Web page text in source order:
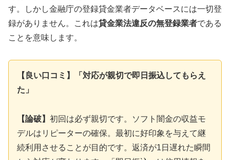
す。しかし金融庁の登録貸金業者データベースには一切登
録がありません。これは貸金業法違反の無登録業者である
ことを意味します。
【良い口コミ】「対応が親切で即日振込してもらえ
た」
【論破】 初回は必ず親切です。ソフト闇金の収益モ
デルはリピーターの確保。最初に好印象を与えて継
続利用させることが目的です。返済が1日遅れた瞬間